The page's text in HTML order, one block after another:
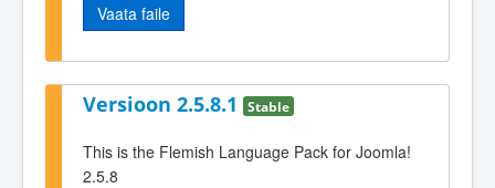
Vaata faile
Versioon 2.5.8.1 Stable
This is the Flemish Language Pack for Joomla!
2.5.8